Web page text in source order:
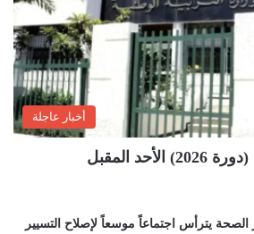
أخبار عاجلة
المقبل
الصحة يترأس اجتماعاً موسعاً لإصلاح التسيير